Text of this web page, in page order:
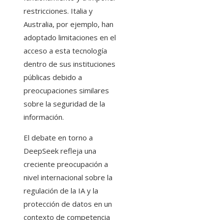
restricciones. Italia y
Australia, por ejemplo, han
adoptado limitaciones en el
acceso a esta tecnología
dentro de sus instituciones
públicas debido a
preocupaciones similares
sobre la seguridad de la
información.
El debate en torno a
DeepSeek refleja una
creciente preocupación a
nivel internacional sobre la
regulación de la IA y la
protección de datos en un
contexto de competencia